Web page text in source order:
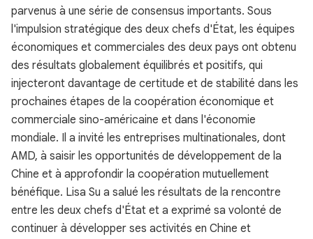
parvenus à une série de consensus importants. Sous
l'impulsion stratégique des deux chefs d'État, les équipes
économiques et commerciales des deux pays ont obtenu
des résultats globalement équilibrés et positifs, qui
injecteront davantage de certitude et de stabilité dans les
prochaines étapes de la coopération économique et
commerciale sino-américaine et dans l'économie
mondiale. Il a invité les entreprises multinationales, dont
AMD, à saisir les opportunités de développement de la
Chine et à approfondir la coopération mutuellement
bénéfique. Lisa Su a salué les résultats de la rencontre
entre les deux chefs d'État et a exprimé sa volonté de
continuer à développer ses activités en Chine et